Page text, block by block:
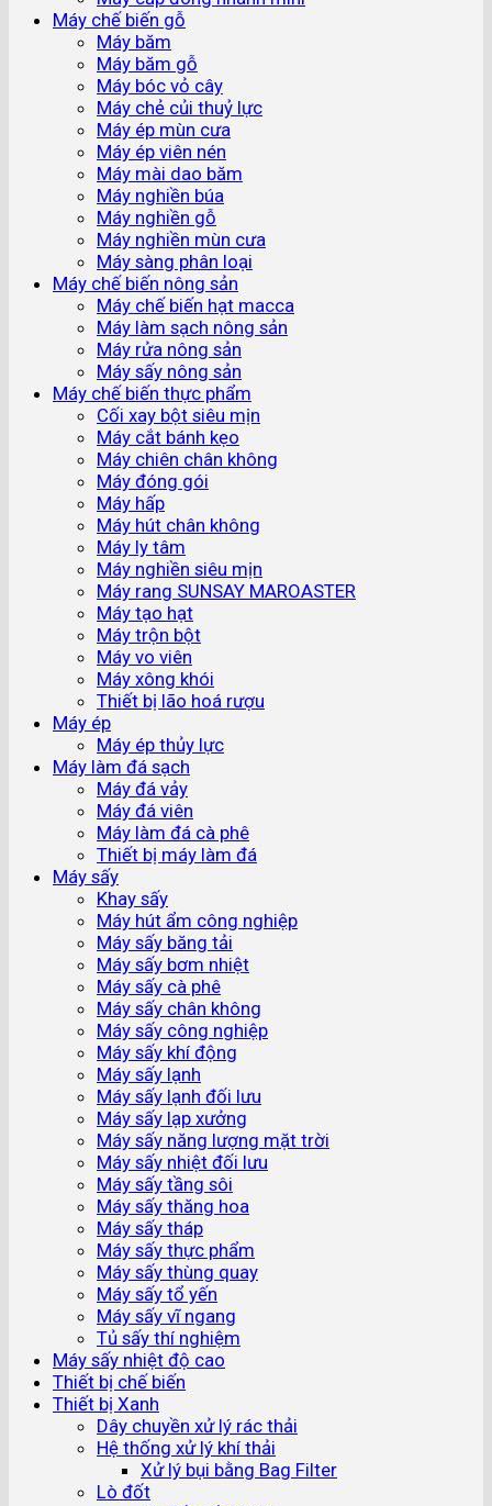
Máy chế biến gỗ
Máy băm
Máy băm gỗ
Máy bóc vỏ cây
Máy chẻ củi thuỷ lực
Máy ép mùn cưa
Máy ép viên nén
Máy mài dao băm
Máy nghiền búa
Máy nghiền gỗ
Máy nghiền mùn cưa
Máy sàng phân loại
Máy chế biến nông sản
Máy chế biến hạt macca
Máy làm sạch nông sản
Máy rửa nông sản
Máy sấy nông sản
Máy chế biến thực phẩm
Cối xay bột siêu mịn
Máy cắt bánh kẹo
Máy chiên chân không
Máy đóng gói
Máy hấp
Máy hút chân không
Máy ly tâm
Máy nghiền siêu mịn
Máy rang SUNSAY MAROASTER
Máy tạo hạt
Máy trộn bột
Máy vo viên
Máy xông khói
Thiết bị lão hoá rượu
Máy ép
Máy ép thủy lực
Máy làm đá sạch
Máy đá vảy
Máy đá viên
Máy làm đá cà phê
Thiết bị máy làm đá
Máy sấy
Khay sấy
Máy hút ẩm công nghiệp
Máy sấy băng tải
Máy sấy bơm nhiệt
Máy sấy cà phê
Máy sấy chân không
Máy sấy công nghiệp
Máy sấy khí động
Máy sấy lạnh
Máy sấy lạnh đối lưu
Máy sấy lạp xưởng
Máy sấy năng lượng mặt trời
Máy sấy nhiệt đối lưu
Máy sấy tầng sôi
Máy sấy thăng hoa
Máy sấy tháp
Máy sấy thực phẩm
Máy sấy thùng quay
Máy sấy tổ yến
Máy sấy vĩ ngang
Tủ sấy thí nghiệm
Máy sấy nhiệt độ cao
Thiết bị chế biến
Thiết bị Xanh
Dây chuyền xử lý rác thải
Hệ thống xử lý khí thải
Xử lý bụi bằng Bag Filter
Lò đốt